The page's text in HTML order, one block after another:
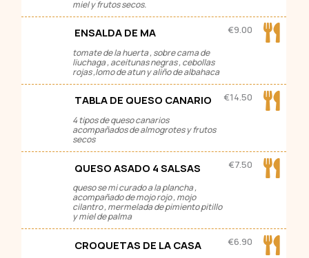
miel y frutos secos.
ENSALDA DE MA
tomate de la huerta , sobre cama de
liuchaga , aceitunas negras , cebollas
rojas ,lomo de atun y aliño de albahaca
€9.00
TABLA DE QUESO CANARIO
4 tipos de queso canarios
acompañados de almogrotes y frutos
secos
€14.50
QUESO ASADO 4 SALSAS
queso se mi curado a la plancha ,
acompañado de mojo rojo , mojo
cilantro , mermelada de pimiento pitillo
y miel de palma
€7.50
CROQUETAS DE LA CASA €6.90